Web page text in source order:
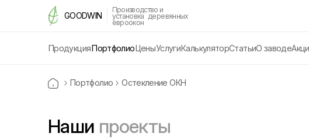
GOODWIN
Производство и
установка деревянных
евроокон
ПродукцияПортфолиоЦеныУслугиКалькуляторСтатьиО заводе
Портфолио Остекление ОКН
Наши проекты